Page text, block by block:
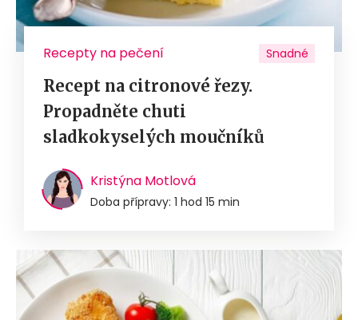
Recepty na pečení Snadné
Recept na citronové řezy.
Propadněte chuti
sladkokyselých moučníků
Kristýna Motlová
Doba přípravy: 1 hod 15 min